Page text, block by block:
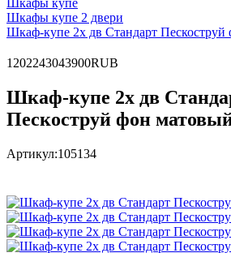
Шкафы купе
Шкафы купе 2 двери
Шкаф-купе 2х дв Стандарт
1202243043900RUB
Шкаф-купе 2х дв
Пескоструй фон
Артикул:105134